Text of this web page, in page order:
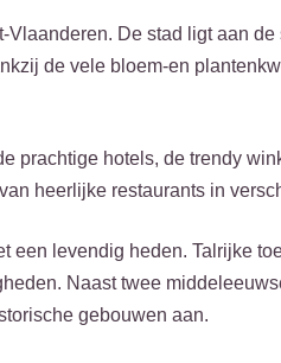
De stad ligt aan
de vele bloem-en
prachtige hotels, de trendy
heerlijke restaurants in
een levendig heden. Talrijke
Naast twee
gebouwen aan.